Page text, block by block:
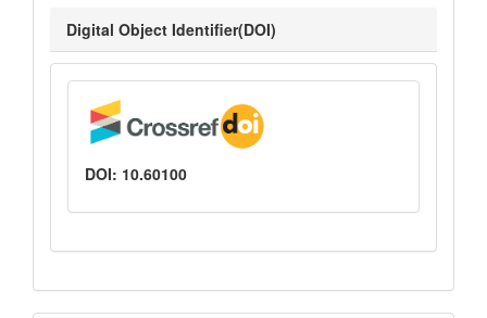
Digital Object Identifier(DOI)
DOI: 10.60100